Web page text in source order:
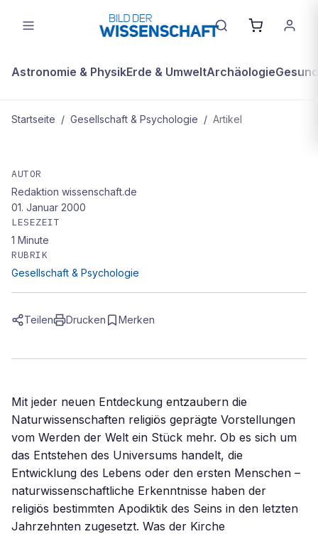
Astronomie & PhysikErde & UmweltArchäologie
Startseite / Gesellschaft & Psychologie / Artikel
Gott, die Welt und eine Frau
AUTOR
Redaktion wissenschaft.de
01. Januar 2000
LESEZEIT
1 Minute
RUBRIK
Gesellschaft & Psychologie
Teilen Drucken Merken
Mit jeder neuen Entdeckung entzaubern die
Naturwissenschaften religiös geprägte Vorstellungen
vom Werden der Welt ein Stück mehr. Ob es sich um
das Entstehen des Universums handelt, die
Entwicklung des Lebens oder den ersten Menschen –
naturwissenschaftliche Erkenntnisse haben der
religiös bestimmten Apodiktik des Seins in den letzten
Jahrzehnten zugesetzt. Was der Kirche